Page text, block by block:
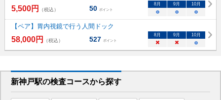
5,500円 （税込） 50 ポイント
8月 9月 10月
○ ○ ○
【ペア】胃内視鏡で行う人間ドック
58,000円 （税込） 527 ポイント
8月 9月 10月
× × ○
新神戸駅の検査コースから探す